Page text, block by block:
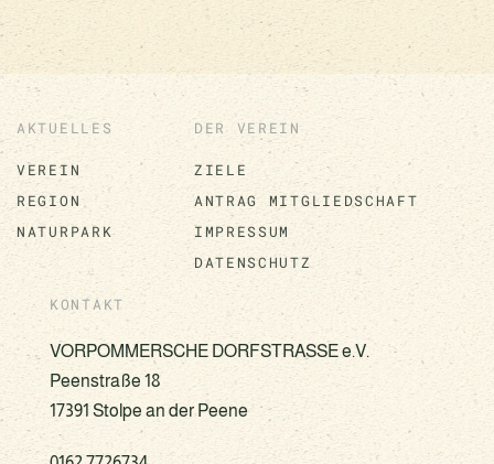
KONTAKT
VORPOMMERSCHE DORFSTRASSE e.V.
Peenstraße 18
17391 Stolpe an der Peene
AKTUELLES
VEREIN
REGION
NATURPARK
DER VEREIN
ZIELE
ANTRAG MITGLIEDSCHAFT
IMPRESSUM
DATENSCHUTZ